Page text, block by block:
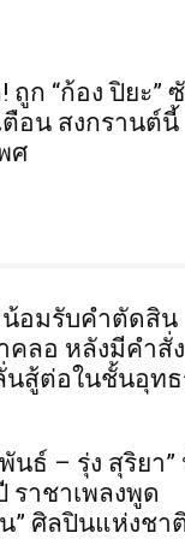
ก “ก้อง ปิยะ”
ตือน สงกรานต์นี้
ศ
น้อมรับคำตัดสิน
ลอ หลังมีคำสั่ง
นสู้ต่อในชั้นอุท
นธ์ – รุ่ง สุริยา”
ราชาเพลงพูด
” ศิลปินแห่งชา